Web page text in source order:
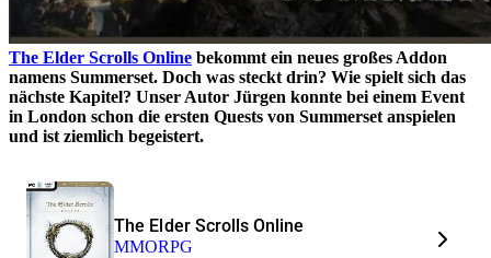
The Elder Scrolls Online bekommt ein neues großes Addon
namens Summerset. Doch was steckt drin? Wie spielt sich das
nächste Kapitel? Unser Autor Jürgen konnte bei einem Event
in London schon die ersten Quests von Summerset anspielen
und ist ziemlich begeistert.
The Elder Scrolls Online
MMORPG